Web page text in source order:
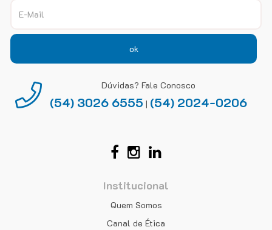
ok
Dúvidas? Fale Conosco
(54) 3026 6555 | (54) 2024-0206
Institucional
Quem Somos
Canal de Ética